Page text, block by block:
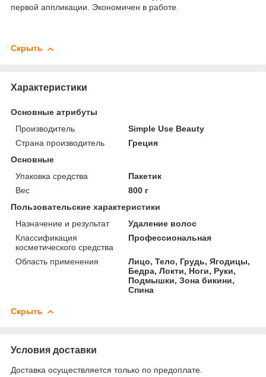
первой аппликации. Экономичен в работе.
Скрыть
Характеристики
Основные атрибуты
Производитель
Simple Use Beauty
Страна производитель
Греция
Основные
Упаковка средства
Пакетик
Вес
800 г
Пользовательские характеристики
Назначение и результат
Удаление волос
Классификация
косметического средства
Профессиональная
Область применения
Лицо, Тело, Грудь, Ягодицы,
Бедра, Локти, Ноги, Руки,
Подмышки, Зона бикини,
Спина
Скрыть
Условия доставки
Доставка осуществляется только по предоплате.